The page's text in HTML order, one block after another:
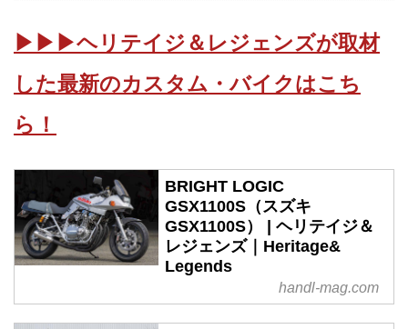
▶▶▶ヘリテイジ＆レジェンズが取材
した最新のカスタム・バイクはこち
ら！
BRIGHT LOGIC
GSX1100S（スズキ
GSX1100S） | ヘリテイジ＆
レジェンズ｜Heritage&
Legends
handl-mag.com